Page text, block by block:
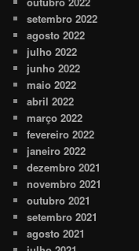
setembro 2022
agosto 2022
julho 2022
junho 2022
maio 2022
abril 2022
março 2022
fevereiro 2022
janeiro 2022
dezembro 2021
novembro 2021
outubro 2021
setembro 2021
agosto 2021